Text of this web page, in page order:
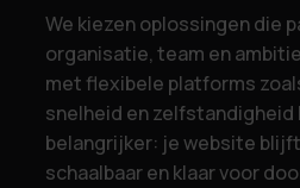
We kiezen oplossingen die
organisatie, team en
met flexibele platforms
snelheid en zelfstandigheid
belangrijker: je website
schaalbaar en klaar voor